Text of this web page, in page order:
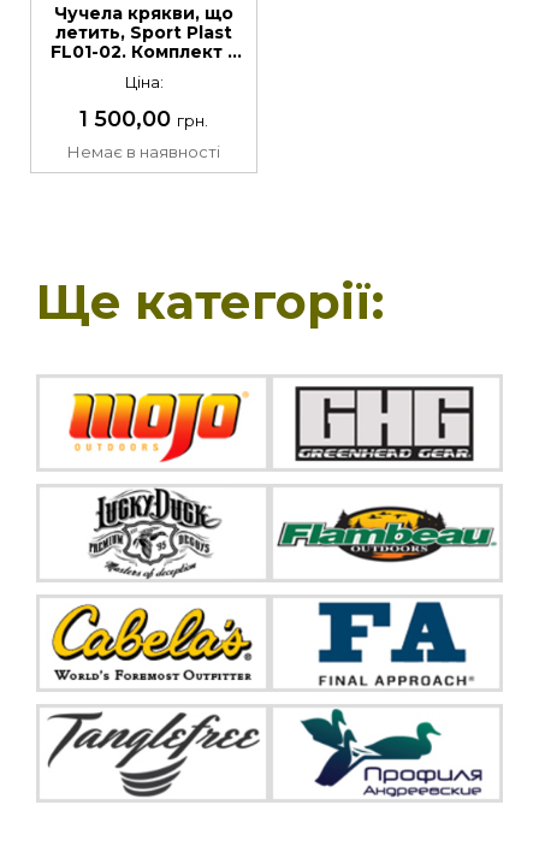
Чучела крякви, що
летить, Sport Plast
FL01-02. Комплект 2
Ціна:
1 500,00 грн.
Немає в наявності
Ще категорії: